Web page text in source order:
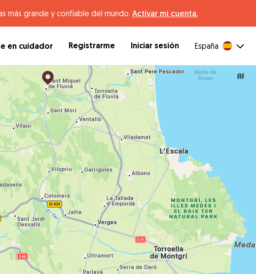
más grande y confiable del mundo. Activar mi cuenta.
en cuidador Registrarme Iniciar sesión España